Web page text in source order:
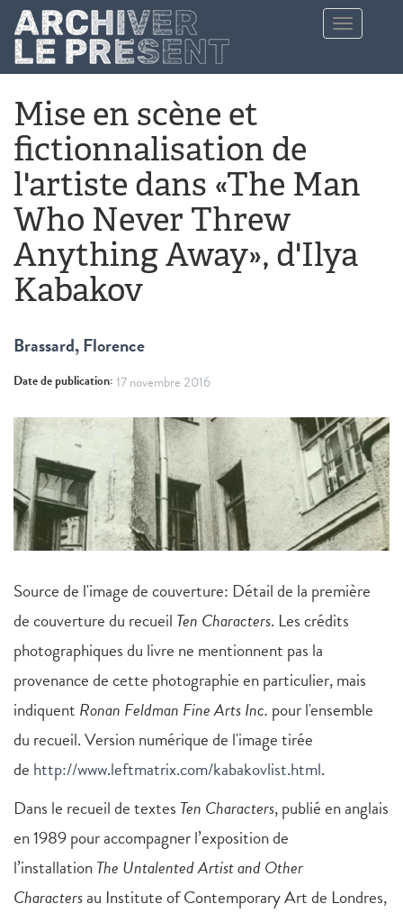
Aller au contenu principal
Toggle
navigation
Mise en scène et
fictionnalisation de
l'artiste dans «The Man
Who Never Threw
Anything Away», d'Ilya
Kabakov
Brassard, Florence
Date de publication:17 novembre 2016
Source de l'image de couverture: Détail de la première
de couverture du recueil Ten Characters. Les crédits
photographiques du livre ne mentionnent pas la
provenance de cette photographie en particulier, mais
indiquent Ronan Feldman Fine Arts Inc. pour l'ensemble
du recueil. Version numérique de l'image tirée
de http://www.leftmatrix.com/kabakovlist.html.
Dans le recueil de textes Ten Characters, publié en anglais
en 1989 pour accompagner l’exposition de
l’installationThe Untalented Artist and Other
Charactersau Institute of Contemporary Art de Londres,